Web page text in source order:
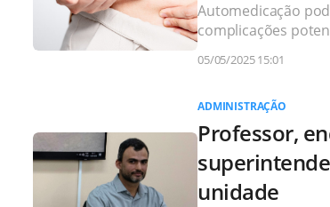
Automedicação
complicações
05/05/2025 15:01
ADMINISTRAÇÃO
Professor,
unidade